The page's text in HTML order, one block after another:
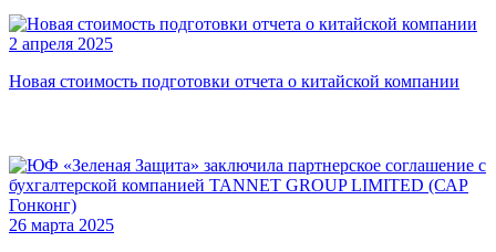
2 апреля 2025
Новая стоимость подготовки отчета о китайской компании
26 марта 2025